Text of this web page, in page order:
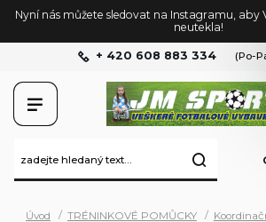
Nyní nás můžete sledovat na Instagramu, aby
neutekla!
+ 420 608 883 334 (Po-
Úvod TRÉNINKOVÉ POMŮCKY